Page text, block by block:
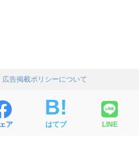
告掲載ポリシーについて
ア はてブ LINE